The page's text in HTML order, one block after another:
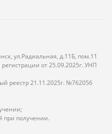
ул.Радиальная, д.11Б, пом.11
от 25.09.2025г. УНП
реестр 21.11.2025г. №762056
при получении.